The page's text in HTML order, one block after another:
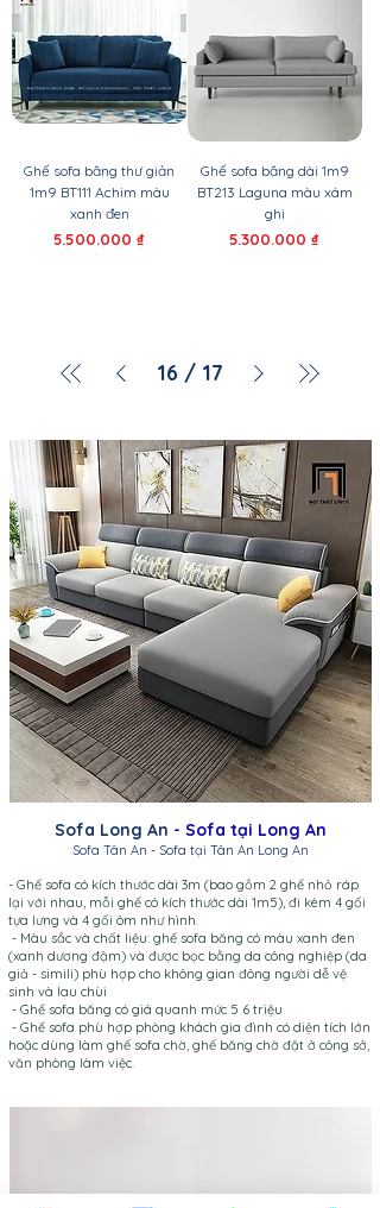
Ghế sofa băng thư giản
1m9 BT111 Achim màu
xanh đen
Giá
5.500.000 ₫
Ghế sofa băng dài 1m9
BT213 Laguna màu xám
ghi
Giá
5.300.000 ₫
16 / 17
Sofa Long An - Sofa tại Long An
Sofa Tân An - Sofa tại Tân An Long An
- Ghế sofa có kích thước dài 3m (bao gồm 2 ghế nhỏ ráp
lại với nhau, mỗi ghế có kích thước dài 1m5), đi kèm 4 gối
tựa lưng và 4 gối ôm như hình.
- Màu sắc và chất liệu: ghế sofa băng có màu xanh đen
(xanh dương đậm) và được bọc bằng da công nghiệp (da
giả - simili) phù hợp cho không gian đông người dễ vệ
sinh và lau chùi
- Ghế sofa băng có giá quanh mức 5 6 triệu
- Ghế sofa phù hợp phòng khách gia đình có diện tích lớn
hoặc dùng làm ghế sofa chờ, ghế băng chờ đặt ở công sở,
văn phòng làm việc.